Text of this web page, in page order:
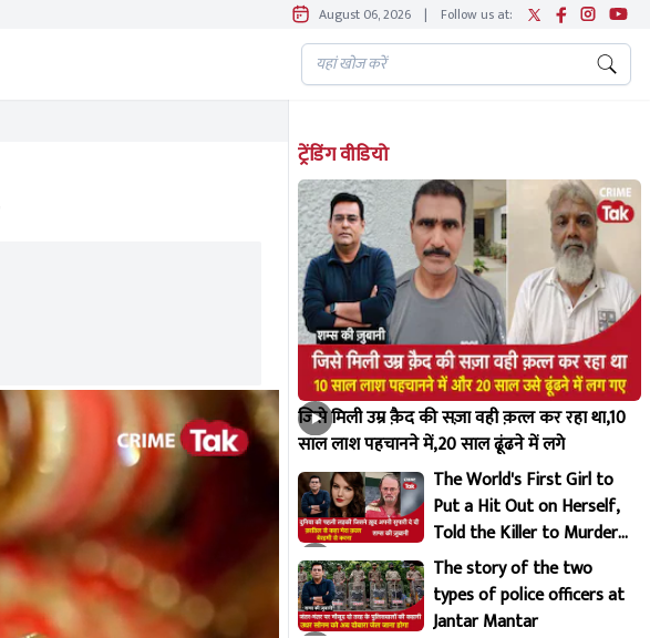
August 06, 2026 | Follow us at:
ट्रेंडिंग वीडियो
जिसे मिली उम्र क़ैद की सज़ा वही क़त्ल कर रहा था,10
साल लाश पहचानने में,20 साल ढूंढने में लगे
The World's First Girl to
Put a Hit Out on Herself,
Told the Killer to Murder
Her Brutally
The story of the two
types of police officers at
Jantar Mantar